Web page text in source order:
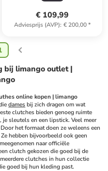
€ 109,99
Adviesprijs (AVP): € 200,00*
bij limango outlet |
online kopen | limango
dames bij zich dragen om wat
clutches bieden genoeg ruimte
je sleutels en een lipstick. Veel meer
het formaat doen ze weleens een
Ze hebben bijvoorbeeld ook geen
naar officiële
clutch gekozen die goed bij de
clutches in hun collectie
goed bij hun kleding past.